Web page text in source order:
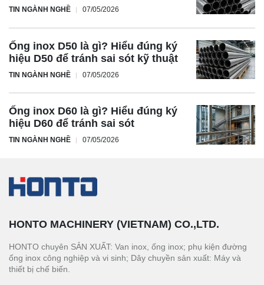
TIN NGÀNH NGHỀ 07/05/2026
Ống inox D50 là gì? Hiểu đúng ký
hiệu D50 để tránh sai sót kỹ thuật
TIN NGÀNH NGHỀ 07/05/2026
Ống inox D60 là gì? Hiểu đúng ký
hiệu D60 để tránh sai sót
TIN NGÀNH NGHỀ 07/05/2026
HONTO MACHINERY (VIETNAM) CO.,LTD.
HONTO chuyên SẢN XUẤT: Van inox, ống inox; phụ kiện đường
ống inox công nghiệp và vi sinh; Dây chuyền sản xuất: Máy và
thiết bị chế biến.